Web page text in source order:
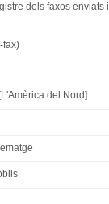
dels faxos enviats i
fax)
del Nord]